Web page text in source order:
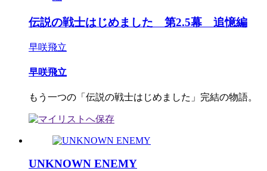
伝説の戦士はじめました 第2.5幕 追憶編
早咲飛立
早咲飛立
もう一つの「伝説の戦士はじめました」完結の物語。
UNKNOWN ENEMY